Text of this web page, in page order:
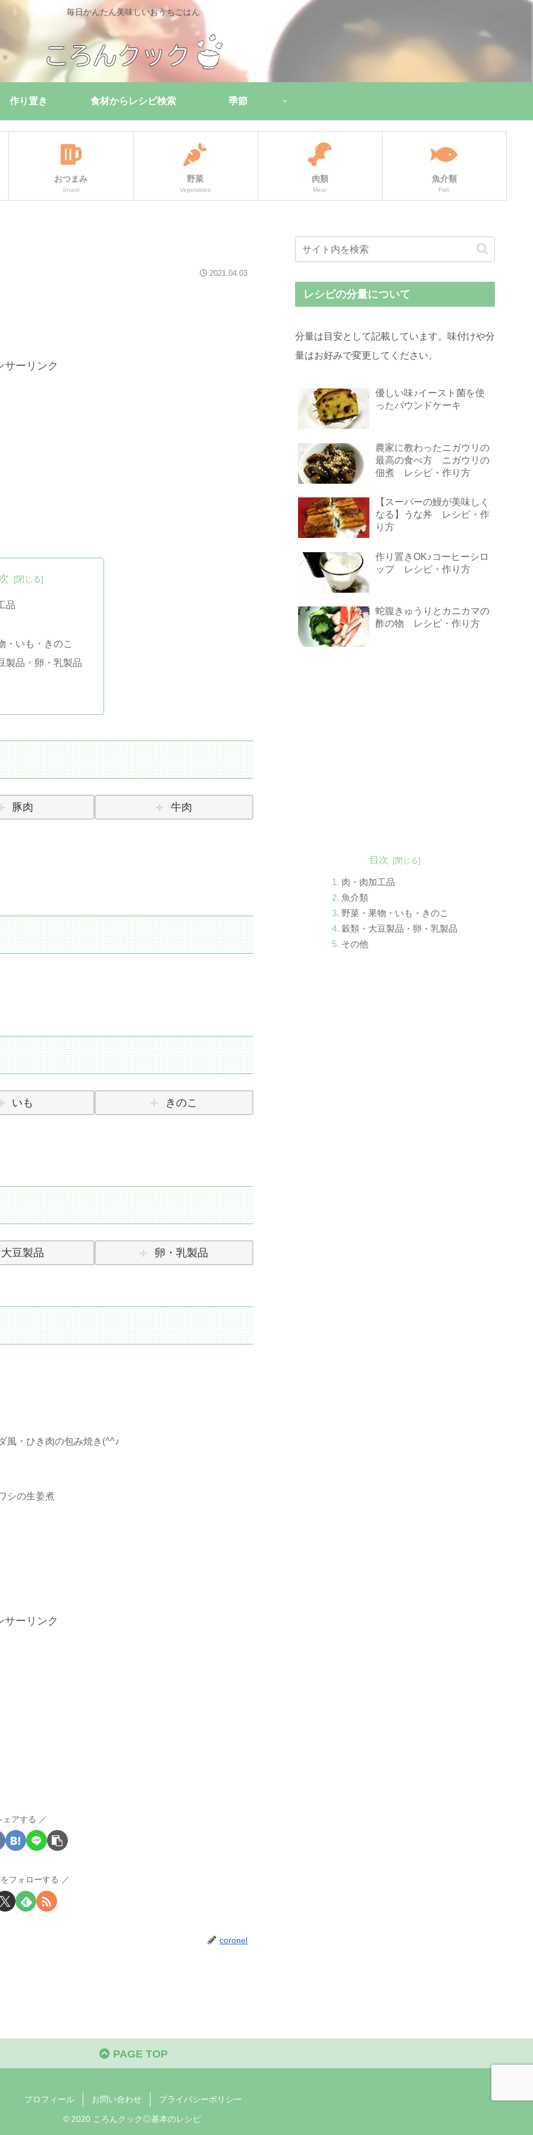
毎日かんたん美味しいおうちごはん
作り置き 食材からレシピ検索 季節
おつまみ
Snack
野菜
Vegetables
肉類
Meat
魚介類
Fish
2021.04.03
サーリンク
品
・いも・きのこ
製品・卵・乳製品
豚肉 牛肉
いも きのこ
大豆製品 卵・乳製品
風・ひき肉の包み焼き(^^♪
シの生姜煮
サーリンク
ェアする
フォローする
coronel
レシピの分量について
分量は目安として記載しています。味付けや分
量はお好みで変更してください。
優しい味♪イースト菌を使
ったパウンドケーキ
農家に教わったニガウリの
最高の食べ方 ニガウリの
佃煮 レシピ・作り方
【スーパーの鰻が美味しく
なる】うな丼 レシピ・作
り方
作り置きOK♪コーヒーシロ
ップ レシピ・作り方
蛇腹きゅうりとカニカマの
酢の物 レシピ・作り方
目次
肉・肉加工品
魚介類
野菜・果物・いも・きのこ
穀類・大豆製品・卵・乳製品
その他
PAGE TOP
プロフィール お問い合わせ プライバシーポリシー
© 2020 ころんクック◎基本のレシピ.